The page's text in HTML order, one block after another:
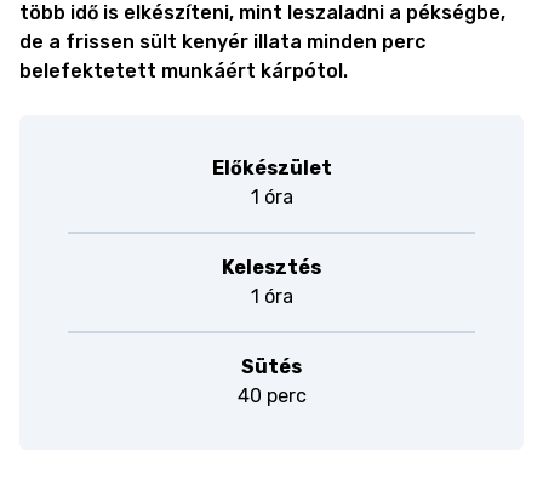
több idő is elkészíteni, mint leszaladni a pékségbe,
de a frissen sült kenyér illata minden perc
belefektetett munkáért kárpótol.
Előkészület
1 óra
Kelesztés
1 óra
Sütés
40 perc